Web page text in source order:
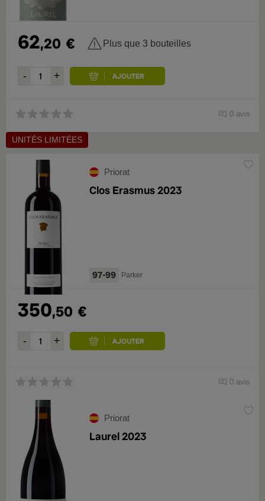
62,20 € Plus que 3 bouteilles
0 avis
UNITÉS LIMITÉES
Priorat
Clos Erasmus 2023
97-99 Parker
350,50 €
0 avis
Priorat
Laurel 2023